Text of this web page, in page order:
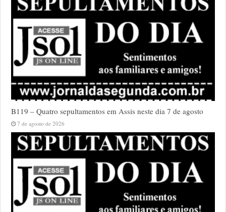
B119 – Quatro sepultamentos em Assis neste dia 7 de agosto
7 de agosto de 2026